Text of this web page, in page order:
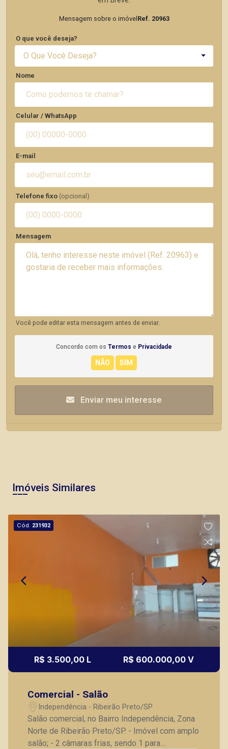
Mensagem sobre o imóvel Ref. 20963
O que você deseja?
O Que Você Deseja?
Nome
Celular / WhatsApp
E-mail
Telefone fixo (opcional)
Mensagem
Você pode editar esta mensagem antes de enviar.
Concordo com os Termos e Privacidade
Enviar meu interesse
Imóveis Similares
Cód. 231932
R$ 3.500,00 L R$ 600.000,00 V
Comercial - Salão
Independência - Ribeirão Preto/SP
Salão comercial, no Bairro Independência, Zona
Norte de Ribeirão Preto/SP. - Imóvel com amplo
salão; - 2 câmaras frias, sendo 1 para